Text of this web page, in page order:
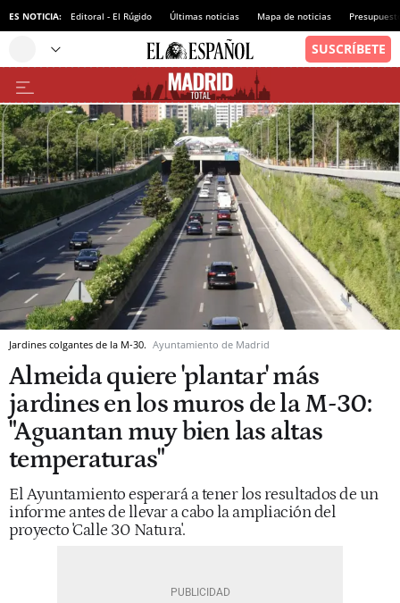
ES NOTICIA: Editoral - El Rúgido Últimas noticias Mapa de noticias
Jardines colgantes de la M-30. Ayuntamiento de Madrid
Almeida quiere 'plantar' más
jardines en los muros de la M-30:
"Aguantan muy bien las altas
temperaturas"
El Ayuntamiento esperará a tener los resultados de un
informe antes de llevar a cabo la ampliación del
proyecto 'Calle 30 Natura'.